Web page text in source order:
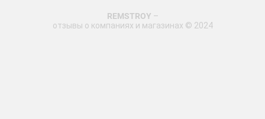
REMSTROY –
отзывы о компаниях и магазинах © 2024